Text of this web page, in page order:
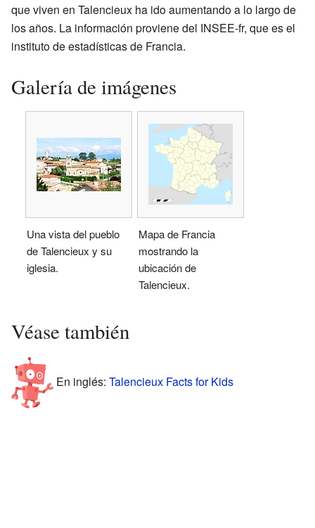
que viven en Talencieux ha ido aumentando a lo largo de
los años. La información proviene del INSEE-fr, que es el
instituto de estadísticas de Francia.
Galería de imágenes
Una vista del pueblo
de Talencieux y su
iglesia.
Mapa de Francia
mostrando la
ubicación de
Talencieux.
Véase también
En inglés: Talencieux Facts for Kids